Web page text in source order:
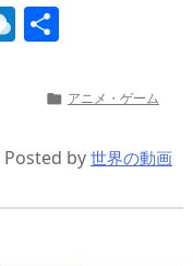
R
ro
p.
 アニメ・ゲーム
Posted by 世界の動画